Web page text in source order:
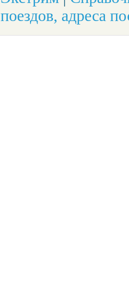
поездов, адреса